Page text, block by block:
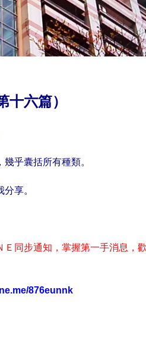
六篇）
乎囊括所有種類。
享。
同步通知，掌握第一手消息，
876eunnk